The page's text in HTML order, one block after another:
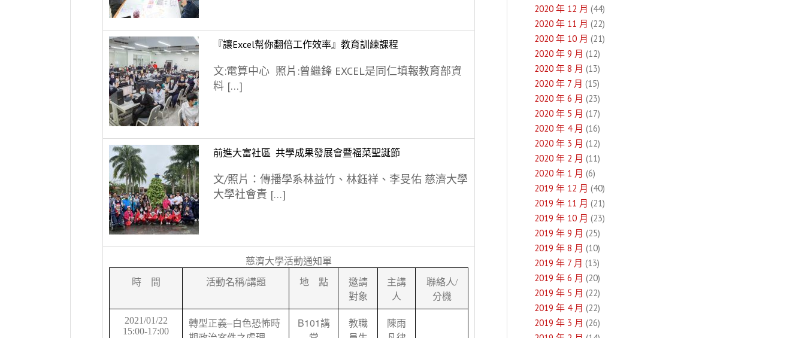
『讓Excel幫你翻倍工作效率』教育訓練課程
文:電算中心 照片:曾繼鋒 EXCEL是同仁填報教育部資
料 […]
前進大富社區 共學成果發展會暨福菜聖誕節
文/照片：傳播學系林益竹、林鈺祥、李旻佑 慈濟大學
大學社會責 […]
慈濟大學活動通知單
時 間 活動名稱/講題 地 點
邀請
對象
主講
人
聯絡人/
分機
2021/01/22
15:00-17:00
轉型正義–白色恐怖時
B101講
教職
陳雨
2020 年 12 月 (44)
2020 年 11 月 (22)
2020 年 10 月 (21)
2020 年 9 月 (12)
2020 年 8 月 (13)
2020 年 7 月 (15)
2020 年 6 月 (23)
2020 年 5 月 (17)
2020 年 4 月 (16)
2020 年 3 月 (12)
2020 年 2 月 (11)
2020 年 1 月 (6)
2019 年 12 月 (40)
2019 年 11 月 (21)
2019 年 10 月 (23)
2019 年 9 月 (25)
2019 年 8 月 (10)
2019 年 7 月 (13)
2019 年 6 月 (20)
2019 年 5 月 (22)
2019 年 4 月 (22)
2019 年 3 月 (26)